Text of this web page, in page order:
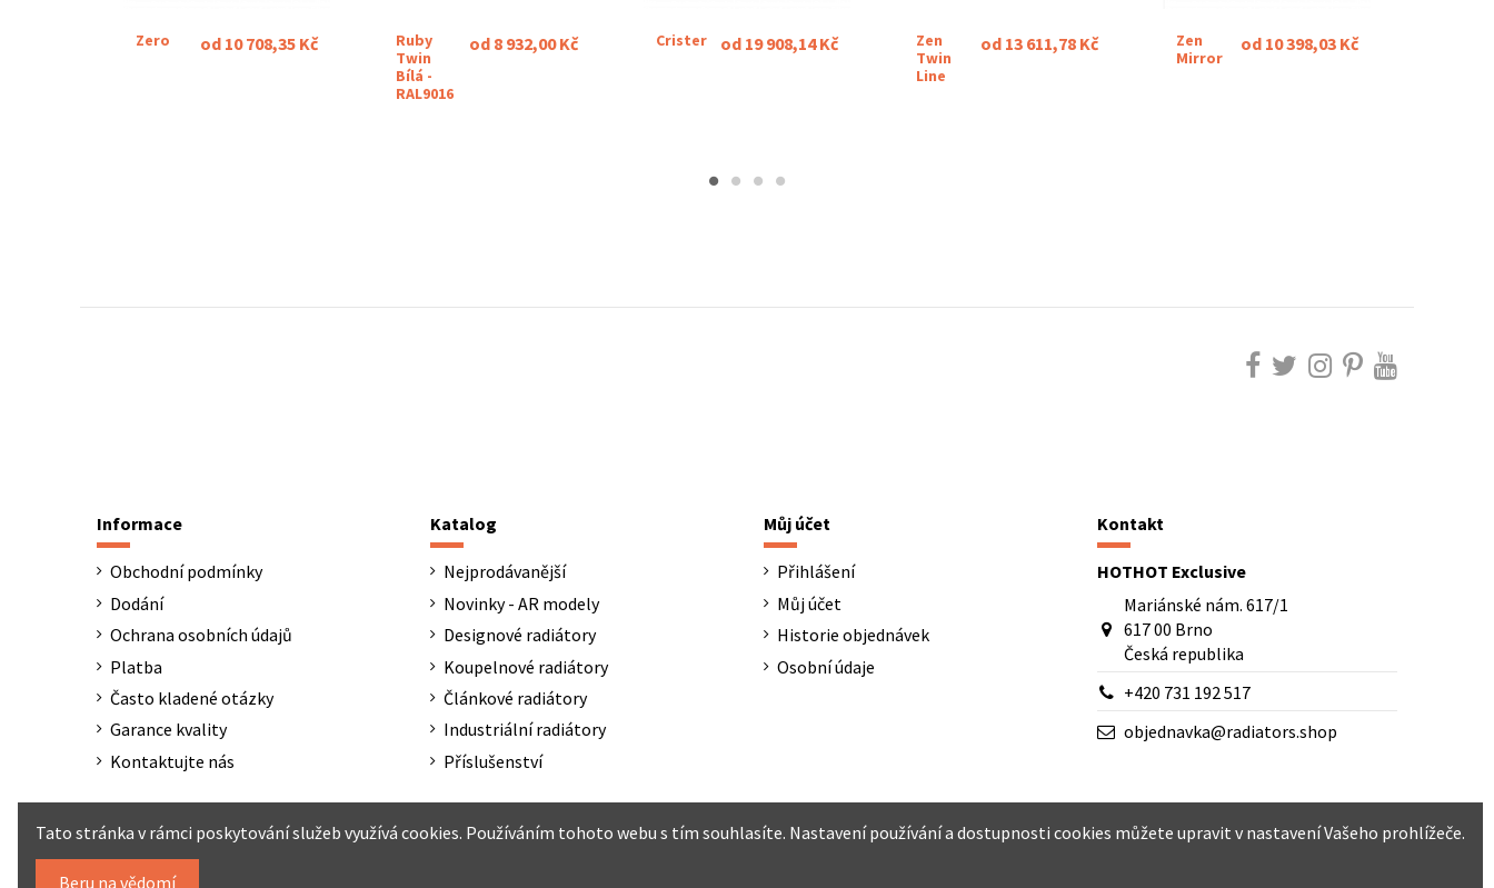
Zero od 10 708,35 Kč
Ruby
Twin
Bílá -
RAL9016
od 8 932,00 Kč Crister od 19 908,14 Kč
Zen
Twin
Line
od 13 611,78 Kč
Zen
Mirror
od 10 398,03 Kč
Informace
Obchodní podmínky
Dodání
Ochrana osobních údajů
Platba
Často kladené otázky
Garance kvality
Kontaktujte nás
Katalog
Nejprodávanější
Novinky - AR modely
Designové radiátory
Koupelnové radiátory
Článkové radiátory
Industriální radiátory
Příslušenství
Můj účet
Přihlášení
Můj účet
Historie objednávek
Osobní údaje
Kontakt
HOTHOT Exclusive
Mariánské nám. 617/1
617 00 Brno
Česká republika
+420 731 192 517
objednavka@radiators.shop
Tato stránka v rámci poskytování služeb využívá cookies. Používáním tohoto webu s tím souhlasíte. Nastavení používání a dostupnosti cookies můžete upravit v nastavení Vašeho prohlížeče.
Beru na vědomí